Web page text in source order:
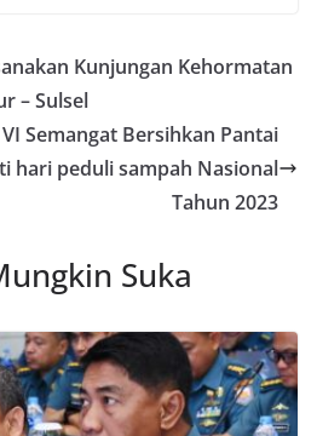
Kunjungan Kehormatan
– Sulsel
Semangat Bersihkan Pantai
hari peduli sampah Nasional
Tahun 2023
Suka